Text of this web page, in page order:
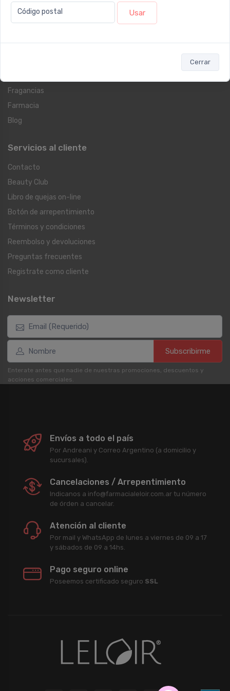
Código postal Usar
Cerrar
Categorías
Protección Solar
Fragancias
Farmacia
Blog
Servicios al cliente
Contacto
Beauty Club
Libro de quejas on-line
Botón de arrepentimiento
Términos y condiciones
Reembolso y devoluciones
Preguntas frecuentes
Registrate como cliente
Newsletter
Subscribirme
Enterate antes que nadie de nuestras promociones, descuentos y
acciones comerciales.
Envíos a todo el país
Por Andreani y Correo Argentino (a domicilio y
sucursales).
Cancelaciones / Arrepentimiento
Indicanos a info@farmacialeloir.com.ar tu número
de órden a cancelar.
Atención al cliente
Por mail y WhatsApp de lunes a viernes de 09 a 17
y sábados de 09 a 14hs.
Pago seguro online
Poseemos certificado seguro SSL